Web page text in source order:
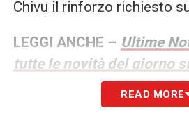
Chivu il rinforzo richiesto
LEGGI ANCHE – Ultime
tutte le novità del giorno
campionato italiano
READ MORE